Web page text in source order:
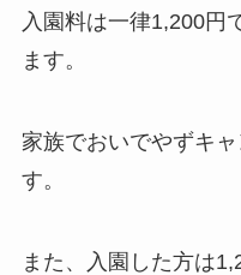
入園料は一律1,200円
ます。
家族でおいでやずキ
す。
また、入園した方は